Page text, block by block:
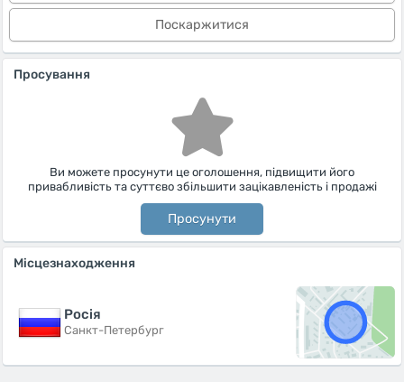
Поскаржитися
Просування
Ви можете просунути це оголошення, підвищити його
привабливість та суттєво збільшити зацікавленість і продажі
Просунути
Місцезнаходження
Росiя
Санкт-Петербург